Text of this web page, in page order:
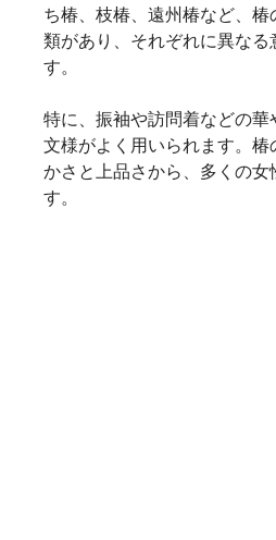
ち椿、枝椿、遠州椿など、
類があり、それぞれに異なる
す。
特に、振袖や訪問着などの
文様がよく用いられます。
かさと上品さから、多くの女
す。